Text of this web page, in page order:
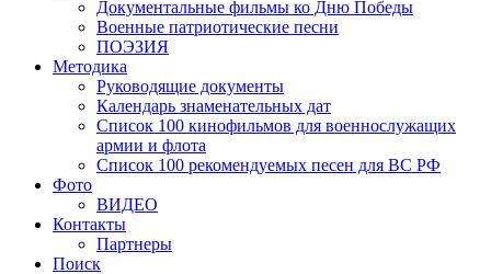
Документальные фильмы ко Дню Победы
Военные патриотические песни
ПОЭЗИЯ
Методика
Руководящие документы
Календарь знаменательных дат
Список 100 кинофильмов для военнослужащих
армии и флота
Список 100 рекомендуемых песен для ВС РФ
Фото
ВИДЕО
Контакты
Партнеры
Поиск